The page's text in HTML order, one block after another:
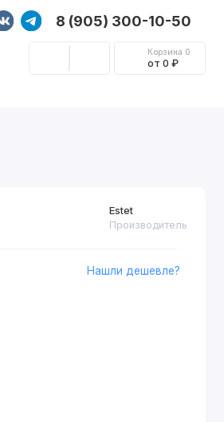
8 (905) 300-10-50
Корзина 0
от 0 ₽
Estet
Производитель
Нашли дешевле?